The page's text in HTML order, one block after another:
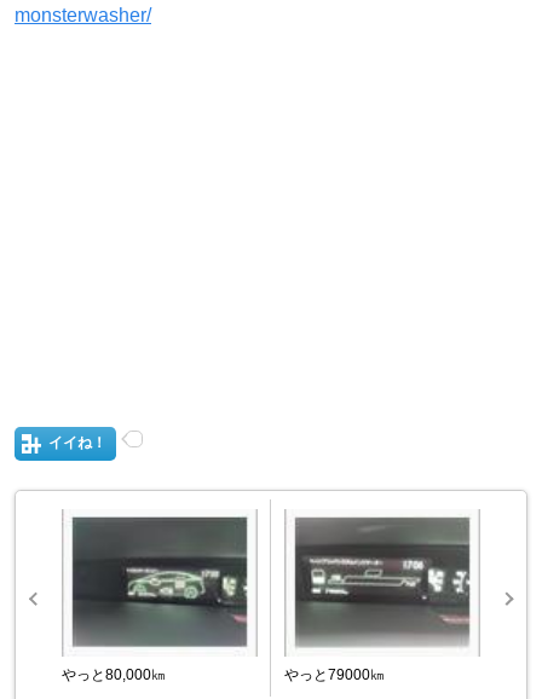
monsterwasher/
イイね！
やっと80,000㎞ やっと79000㎞